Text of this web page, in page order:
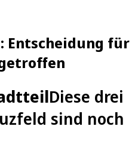
Entscheidung für
Diese drei
sind noch